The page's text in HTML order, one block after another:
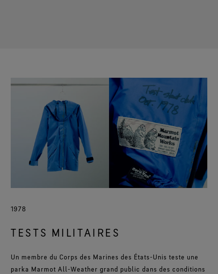
1978
TESTS MILITAIRES
Un membre du Corps des Marines des États-Unis teste une
parka Marmot All-Weather grand public dans des conditions